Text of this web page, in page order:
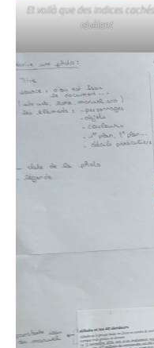
Et voilà que des indices
révèlent